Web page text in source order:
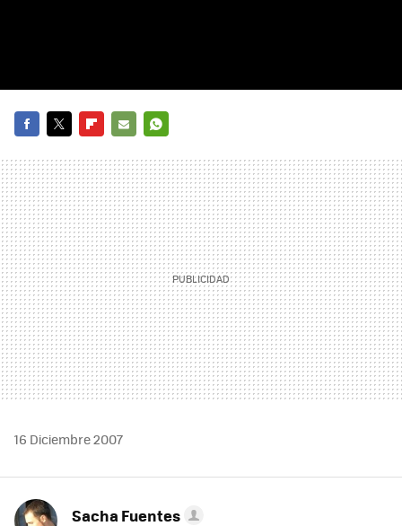
MAIL
16 Diciembre 2007
Sacha Fuentes